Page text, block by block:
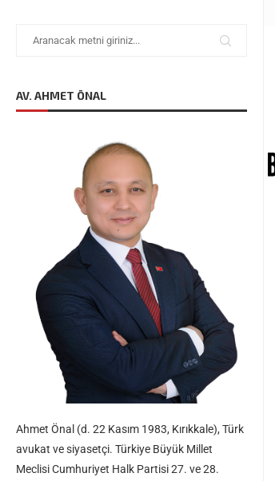
AV. AHMET ÖNAL
Ahmet Önal (d. 22 Kasım 1983, Kırıkkale), Türk
avukat ve siyasetçi. Türkiye Büyük Millet
Meclisi Cumhuriyet Halk Partisi 27. ve 28.